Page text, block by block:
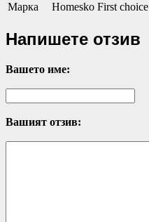
Марка
Homesko First choice
Напишете отзив
Вашето име:
Вашият отзив: